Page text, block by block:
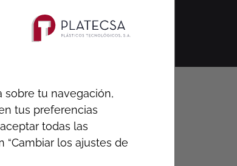
sobre tu navegación,
tus preferencias
todas las
“Cambiar los ajustes de
ÚLTIMAS NOTICIAS